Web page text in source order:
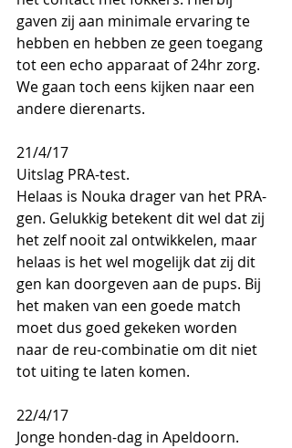
gaven zij aan minimale ervaring te
hebben en hebben ze geen toegang
tot een echo apparaat of 24hr zorg.
We gaan toch eens kijken naar een
andere dierenarts.
21/4/17
Uitslag PRA-test.
Helaas is Nouka drager van het PRA-
gen. Gelukkig betekent dit wel dat zij
het zelf nooit zal ontwikkelen, maar
helaas is het wel mogelijk dat zij dit
gen kan doorgeven aan de pups. Bij
het maken van een goede match
moet dus goed gekeken worden
naar de reu-combinatie om dit niet
tot uiting te laten komen.
22/4/17
Jonge honden-dag in Apeldoorn.